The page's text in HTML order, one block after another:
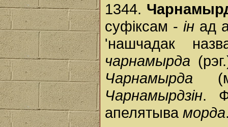
1344.
суфіксам - ін ад
'нашчадак
чарнамырда
Чарнамырда
Чарнамырдзін.
апелятыва морда